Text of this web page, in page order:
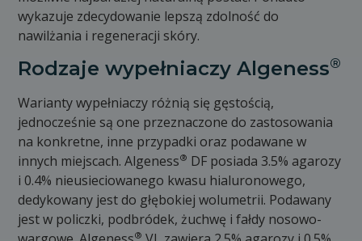
wykazuje zdecydowanie lepszą zdolność do
nawilżania i regeneracji skóry.
Rodzaje wypełniaczy Algeness®
Warianty wypełniaczy różnią się gęstością,
jednocześnie są one przeznaczone do zastosowania
na konkretne, inne przypadki oraz podawane w
innych miejscach. Algeness® DF posiada 3.5% agarozy
i 0.4% nieusieciowanego kwasu hialuronowego,
dedykowany jest do głębokiej wolumetrii. Podawany
jest w policzki, podbródek, żuchwę i fałdy nosowo-
®